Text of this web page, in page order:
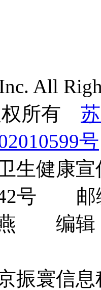
All
权所有
号
生健康
42号 邮
燕 编
振寰信